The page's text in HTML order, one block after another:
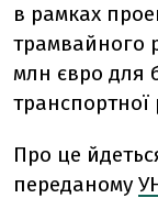
в рамках
трамвайного
млн євро для
транспортної
Про це
переданому